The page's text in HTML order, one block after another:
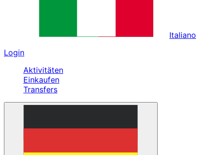
Italiano
Login
Aktivitäten
Einkaufen
Transfers